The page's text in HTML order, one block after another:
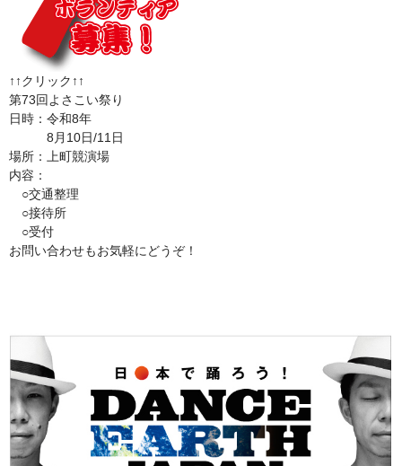
↑↑クリック↑↑
第73回よさこい祭り
日時：令和8年
8月10日/11日
場所：上町競演場
内容：
○交通整理
○接待所
○受付
お問い合わせもお気軽にどうぞ！